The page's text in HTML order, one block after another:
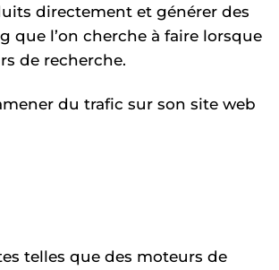
directement et générer des
que l’on cherche à faire lorsque
de recherche.
du trafic sur son site web
telles que des moteurs de